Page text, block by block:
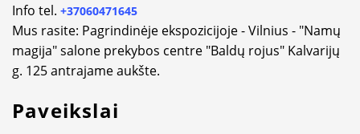
Info tel. +37060471645
Mus rasite: Pagrindinėje ekspozicijoje - Vilnius - "Namų
magija" salone prekybos centre "Baldų rojus" Kalvarijų
g. 125 antrajame aukšte.
Paveikslai